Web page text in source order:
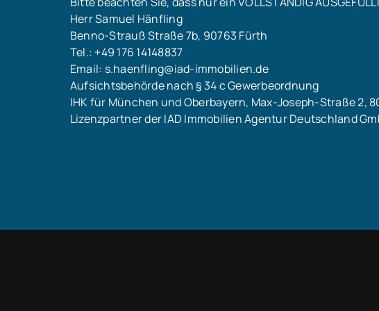
Herr Samuel Hänfling
Benno-Strauß Straße 7b, 90763 Fürth
Tel.: +49 176 14148837
Email: s.haenfling@iad-immobilien.de
Aufsichtsbehörde nach § 34 c Gewerbeordnung
IHK für München und Oberbayern, Max-Joseph-Straße 2,
Lizenzpartner der IAD Immobilien Agentur Deutschland